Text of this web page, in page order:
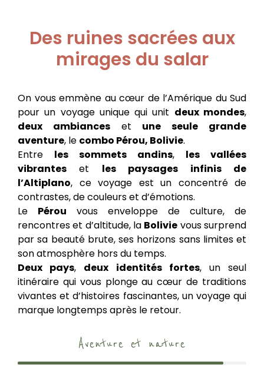
Des ruines sacrées aux
mirages du salar
On vous emmène au cœur de l’Amérique du Sud
pour un voyage unique qui unit deux mondes,
deux ambianceset une seule grande
aventure, le combo Pérou, Bolivie.
Entre les sommets andins, les vallées
vibrantes et les paysages infinis de
l’Altiplano, ce voyage est un concentré de
contrastes, de couleurs et d’émotions.
Le Pérou vous enveloppe de culture, de
rencontres et d’altitude, la Bolivie vous surprend
par sa beauté brute, ses horizons sans limites et
son atmosphère hors du temps.
Deux pays, deux identités fortes, un seul
itinéraire qui vous plonge au cœur de traditions
vivantes et d’histoires fascinantes, un voyage qui
marque longtemps après le retour.
Aventure et nature